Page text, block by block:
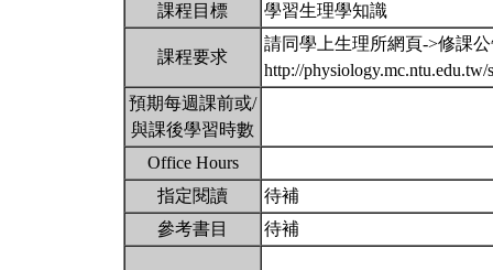
課程目標 學習生理學知識
課程要求
請同學上生理所網頁->修課
http://
預期每週課前或/
與課後學習時數
Office Hours
指定閱讀
待補
參考書目
待補